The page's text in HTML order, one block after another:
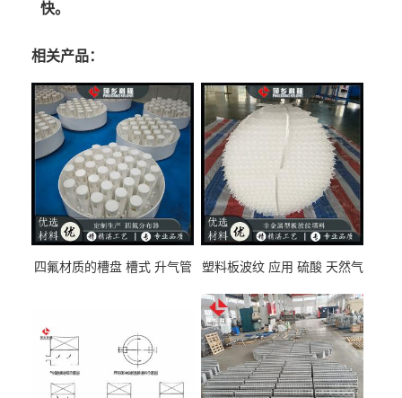
快。
相关产品：
四氟材质的槽盘 槽式 升气管
塑料板波纹 应用 硫酸 天然气